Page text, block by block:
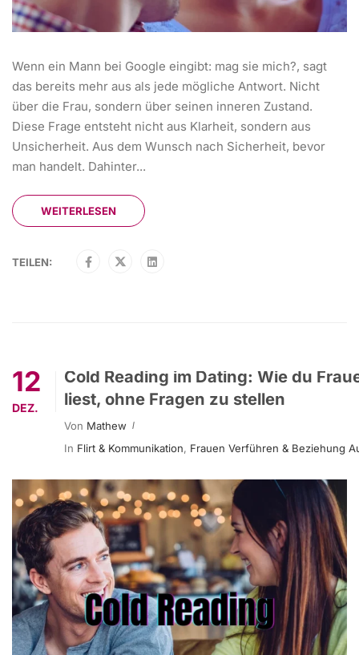
Wenn ein Mann bei Google eingibt: mag sie mich?, sagt
das bereits mehr aus als jede mögliche Antwort. Nicht
über die Frau, sondern über seinen inneren Zustand.
Diese Frage entsteht nicht aus Klarheit, sondern aus
Unsicherheit. Aus dem Wunsch nach Sicherheit, bevor
man handelt. Dahinter...
WEITERLESEN
TEILEN:
12
DEZ.
Cold Reading im Dating: Wie du
liest, ohne Fragen zu stellen
Von Mathew
In Flirt & Kommunikation, Frauen Verführen & Beziehung